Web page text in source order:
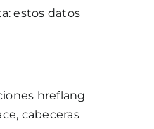
estos datos
hreflang
cabeceras